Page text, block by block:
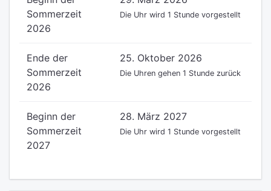
Sommerzeit
2026
Die Uhr wird 1 Stunde vorgestellt
Ende der
Sommerzeit
2026
25. Oktober 2026
Die Uhren gehen 1 Stunde zurück
Beginn der
Sommerzeit
2027
28. März 2027
Die Uhr wird 1 Stunde vorgestellt